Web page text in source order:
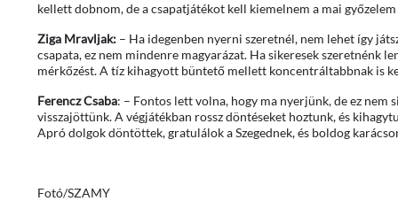
kellett dobnom, de a csapatjátékot kell kiemelnem a mai győzelem
Ziga Mravljak:– Ha idegenben nyerni szeretnél, nem lehet így
csapata, ez nem mindenre magyarázat. Ha sikeresek szeretnénk
mérkőzést. A tíz kihagyott büntető mellett koncentráltabbnak is
Ferencz Csaba: – Fontos lett volna, hogy ma nyerjünk, de ez nem
visszajöttünk. A végjátékban rossz döntéseket hoztunk, és
Apró dolgok döntöttek, gratulálok a Szegednek, és boldog
Fotó/SZAMY